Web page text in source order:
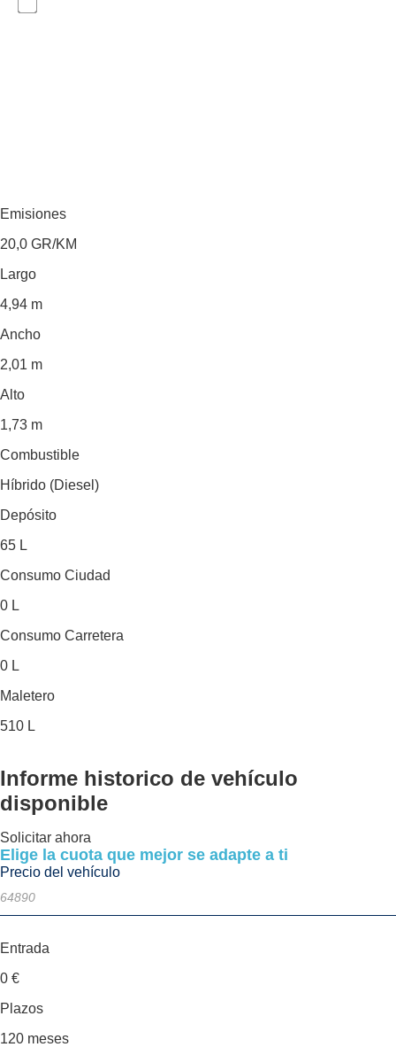
Emisiones
20,0 GR/KM
Largo
4,94 m
Ancho
2,01 m
Alto
1,73 m
Combustible
Híbrido (Diesel)
Depósito
65 L
Consumo Ciudad
0 L
Consumo Carretera
0 L
Maletero
510 L
Informe historico de vehículo
disponible
Solicitar ahora
Elige la cuota que mejor se adapte a ti
Precio del vehículo
Entrada
0 €
Plazos
120 meses